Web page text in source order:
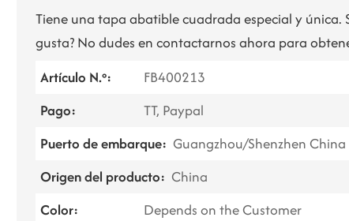
Tiene una tapa abatible cuadrada especial y única.
gusta? No dudes en contactarnos ahora para
Artículo N.º:
FB400213
Pago:
TT, Paypal
Puerto de embarque: Guangzhou/Shenzhen China
Origen del producto: China
Color:
Depends on the Customer